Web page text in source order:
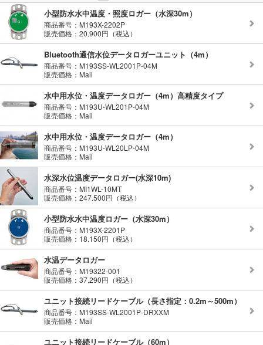
小型防水水中温度・照度ロガー（水深30m）
商品番号：M193X-2202P
販売価格：20,900円（税込）
Bluetooth通信水位データロガーユニット（4m）
商品番号：M193SS-WL2001P-04M
販売価格：Mail
水中用水位・温度データロガー（4m）高精度タイプ
商品番号：M193U-WL201P-04M
販売価格：Mail
水中用水位・温度データロガー（4m）
商品番号：M193U-WL20LP-04M
販売価格：Mail
水深水位温度データロガー(水深10m)
商品番号：MI1WL-10MT
販売価格：247,500円（税込）
小型防水水中温度ロガー（水深30m）
商品番号：M193X-2201P
販売価格：18,150円（税込）
水温データロガー
商品番号：M19322-001
販売価格：37,290円（税込）
ユニット接続リードケーブル（長さ指定：0.2m～500m）
商品番号：M193SS-WL2001P-DRXXM
販売価格：Mail
ユニット接続リードケーブル（60m）